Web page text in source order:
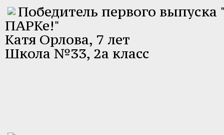
Победитель первого
ПАРКе!"
Катя Орлова, 7 лет
Школа №33, 2а класс